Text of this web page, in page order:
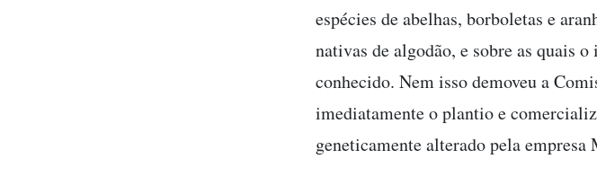
espécies de abelhas, borboletas e
nativas de algodão, e sobre as quais
conhecido. Nem isso demoveu a
imediatamente o plantio e
geneticamente alterado pela empresa